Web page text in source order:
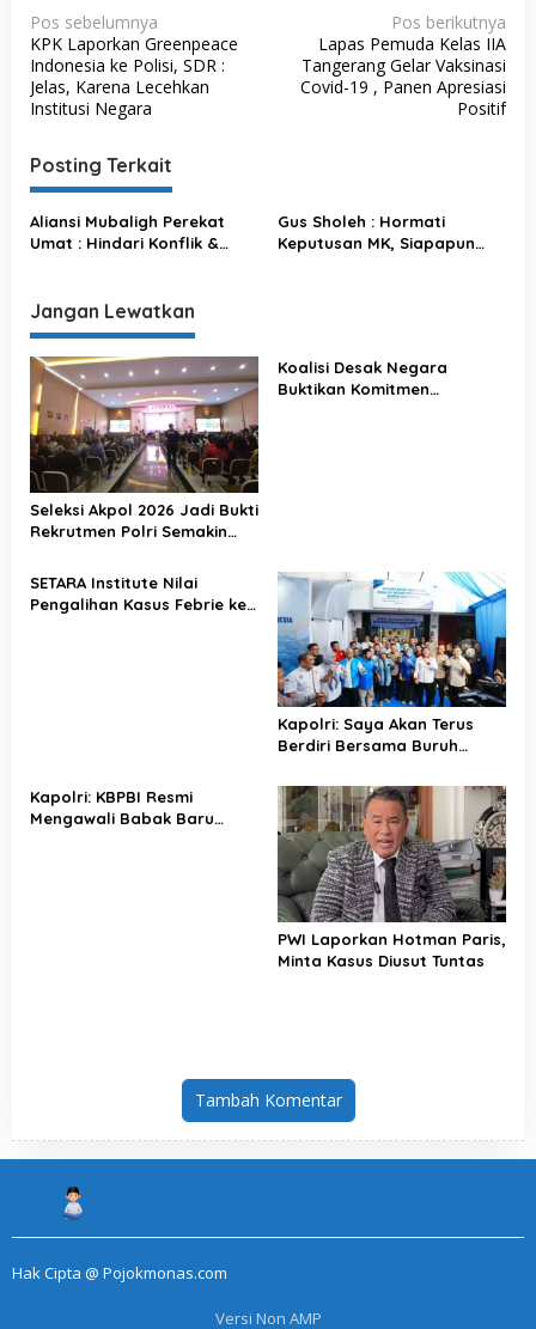
N
a
v
i
g
a
s
i
o
s
Pos sebelumnya
KPK Laporkan Greenpeace
Indonesia ke Polisi, SDR :
Jelas, Karena Lecehkan
Institusi Negara
Pos berikutnya
Lapas Pemuda Kelas IIA
Tangerang Gelar Vaksinasi
Covid-19 , Panen Apresiasi
Positif
Posting Terkait
Aliansi Mubaligh Perekat
Umat : Hindari Konflik &
Gus Sholeh : Hormati
Keputusan MK, Siapapun
Jangan Lewatkan
Seleksi Akpol 2026 Jadi Bukti
Rekrutmen Polri Semakin
Koalisi Desak Negara
Buktikan Komitmen
SETARA Institute Nilai
Pengalihan Kasus Febrie ke
Kapolri: Saya Akan Terus
Berdiri Bersama Buruh
Kapolri: KBPBI Resmi
Mengawali Babak Baru
PWI Laporkan Hotman Paris,
Minta Kasus Diusut Tuntas
Tambah Komentar
Hak Cipta @ Pojokmonas.com
Versi Non AMP